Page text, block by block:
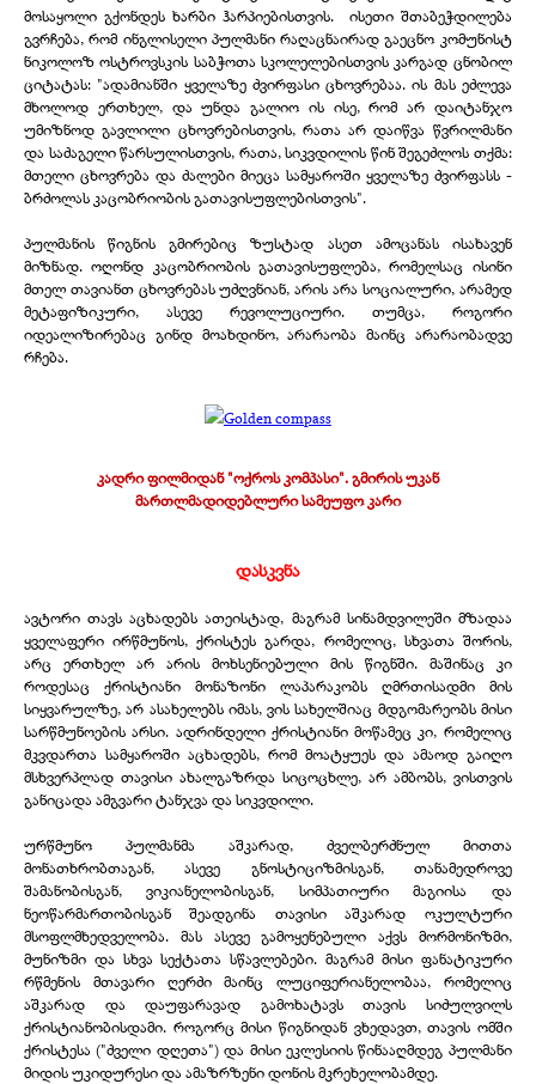
მოსაყოლი გქონდეს ხარბი ჰარპიებისთვის. ისეთი შთაბეჭდილება
გვრჩება, რომ ინგლისელი პულმანი რაღაცნაირად გაეცნო კომუნისტ
ნიკოლოზ ოსტროვსკის საბჭოთა სკოლელებისთვის კარგად ცნობილ
ციტატას: "ადამიანში ყველაზე ძვირფასი ცხოვრებაა. ის მას ეძლევა
მხოლოდ ერთხელ, და უნდა გალიო ის ისე, რომ არ დაიტანჯო
უმიზნოდ გავლილი ცხოვრებისთვის, რათა არ დაიწვა წვრილმანი
და საძაგელი წარსულისთვის, რათა, სიკვდილის წინ შეგეძლოს თქმა:
მთელი ცხოვრება და ძალები მიეცა სამყაროში ყველაზე ძვირფასს -
ბრძოლას კაცობრიობის გათავისუფლებისთვის".
პულმანის წიგნის გმირებიც ზუსტად ასეთ ამოცანას ისახავენ
მიზნად. ოღონდ კაცობრიობის გათავისუფლება, რომელსაც ისინი
მთელ თავიანთ ცხოვრებას უძღვნიან, არის არა სოციალური, არამედ
მეტაფიზიკური, ასევე რევოლუციური. თუმცა, როგორი
იდეალიზირებაც გინდ მოახდინო, არარაობა მაინც არარაობადვე
რჩება.
კადრი ფილმიდან "ოქროს კომპასი". გმირის უკან
მართლმადიდებლური სამეუფო კარი
დასკვნა
ავტორი თავს აცხადებს ათეისტად, მაგრამ სინამდვილეში მზადაა
ყველაფერი ირწმუნოს, ქრისტეს გარდა, რომელიც, სხვათა შორის,
არც ერთხელ არ არის მოხსენიებული მის წიგნში. მაშინაც კი
როდესაც ქრისტიანი მონაზონი ლაპარაკობს ღმრთისადმი მის
სიყვარულზე, არ ასახელებს იმას, ვის სახელშიაც მდგომარეობს მისი
სარწმუნოების არსი. ადრინდელი ქრისტიანი მოწამეც კი, რომელიც
მკვდართა სამყაროში აცხადებს, რომ მოატყუეს და ამაოდ გაიღო
მსხვერპლად თავისი ახალგაზრდა სიცოცხლე, არ ამბობს, ვისთვის
განიცადა ამგვარი ტანჯვა და სიკვდილი.
ურწმუნო პულმანმა აშკარად, ძველბერძნულ მითთა
მონათხრობთაგან, ასევე გნოსტიციზმისგან, თანამედროვე
შამანობისგან, ვიკიანელობისგან, სიმპათიური მაგიისა და
ნეოწარმართობისგან შეადგინა თავისი აშკარად ოკულტური
მსოფლმხედველობა. მას ასევე გამოყენებული აქვს მორმონიზმი,
მუნიზმი და სხვა სექტათა სწავლებები. მაგრამ მისი ფანატიკური
რწმენის მთავარი ღერძი მაინც ლუციფერიანელობაა, რომელიც
აშკარად და დაუფარავად გამოხატავს თავის სიძულვილს
ქრისტიანობისდამი. როგორც მისი წიგნიდან ვხედავთ, თავის ომში
ქრისტესა ("ძველი დღეთა") და მისი ეკლესიის წინააღმდეგ პულმანი
მიდის უკიდურესი და ამაზრზენი დონის მკრეხელობამდე.